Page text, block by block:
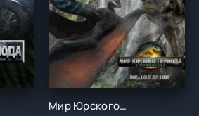
Мир Юрского периода: Возрождение (2025)